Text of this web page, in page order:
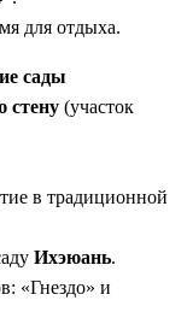
сменяющими друг
живописного
всех династий.
для отдыха.
сады
стену (участок
в традиционной
Ихэюань.
«Гнездо» и